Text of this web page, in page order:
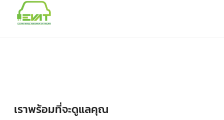
เราพร้อมที่จะดูแลคุณ